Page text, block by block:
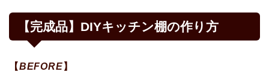
【完成品】DIYキッチン棚の作り方
【BEFORE 】